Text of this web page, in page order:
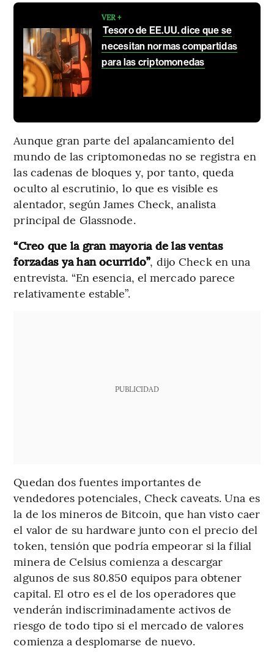
VER +
Tesoro de EE.UU. dice que se
necesitan normas compartidas
para las criptomonedas
Aunque gran parte del apalancamiento del
mundo de las criptomonedas no se registra en
las cadenas de bloques y, por tanto, queda
oculto al escrutinio, lo que es visible es
alentador, según James Check, analista
principal de Glassnode.
“Creo que la gran mayoría de las ventas
forzadas ya han ocurrido”, dijo Check en una
entrevista. “En esencia, el mercado parece
relativamente estable”.
PUBLICIDAD
Quedan dos fuentes importantes de
vendedores potenciales, Check caveats. Una es
la de los mineros de Bitcoin, que han visto caer
el valor de su hardware junto con el precio del
token, tensión que podría empeorar si la filial
minera de Celsius comienza a descargar
algunos de sus 80.850 equipos para obtener
capital. El otro es el de los operadores que
venderán indiscriminadamente activos de
riesgo de todo tipo si el mercado de valores
comienza a desplomarse de nuevo.